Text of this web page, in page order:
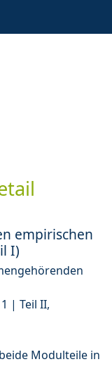
empirischen
I)
| Teil II,
Modulteile in